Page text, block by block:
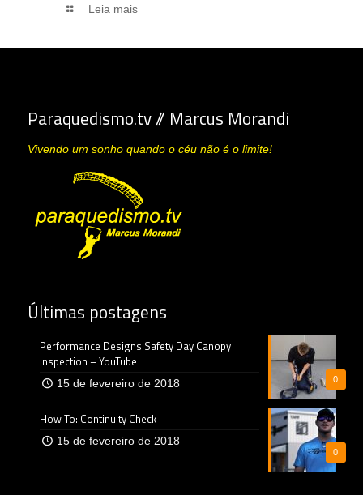
Leia mais
Paraquedismo.tv // Marcus Morandi
Vivendo um sonho quando o céu não é o limite!
Últimas postagens
0
Performance Designs Safety Day Canopy
Inspection – YouTube
15 de fevereiro de 2018
0
How To: Continuity Check
15 de fevereiro de 2018